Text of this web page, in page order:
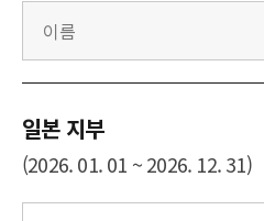
일본 지부
(2026. 01. 01 ~ 2026. 12. 31)